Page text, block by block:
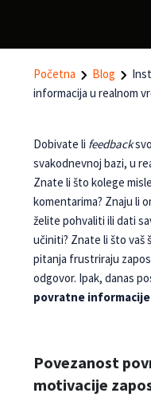
Početna Blog
informacija u realnom
Dobivate li feedback
svakodnevnoj bazi, u
Znate li što kolege
komentarima? Znaju li
želite pohvaliti ili dati
učiniti? Znate li što vaš
pitanja frustriraju
odgovor. Ipak, danas
povratne
Povezanost
motivacije